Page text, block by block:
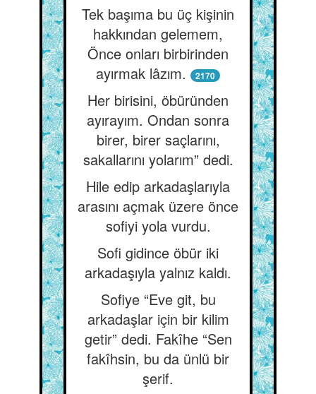
Tek başıma bu üç kişinin
hakkından gelemem,
Önce onları birbirinden
ayırmak lâzım.
2170
Her birisini, öbüründen
ayırayım. Ondan sonra
birer, birer saçlarını,
sakallarını yolarım” dedi.
Hile edip arkadaşlarıyla
arasını açmak üzere önce
sofiyi yola vurdu.
Sofi gidince öbür iki
arkadaşıyla yalnız kaldı.
Sofiye “Eve git, bu
arkadaşlar için bir kilim
getir” dedi. Fakîhe “Sen
fakîhsin, bu da ünlü bir
şerif.